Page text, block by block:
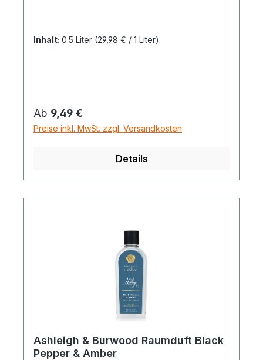
Inhalt: 0.5 Liter (29,98 € / 1 Liter)
Regulärer Preis:
Ab 9,49 €
Preise inkl. MwSt. zzgl. Versandkosten
Details
Ashleigh & Burwood Raumduft Black
Pepper & Amber